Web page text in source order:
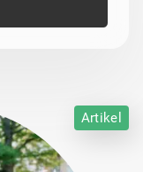
Artikel